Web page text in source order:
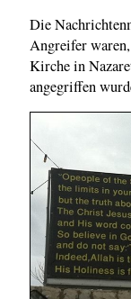
Die
Angreifer
Kirche in
angegriffen